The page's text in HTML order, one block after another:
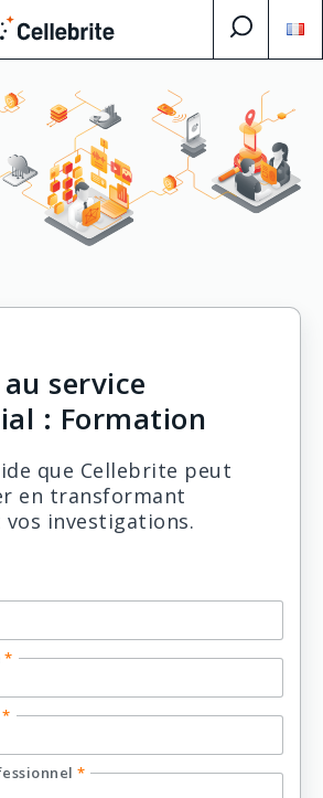
service
: Formation
que Cellebrite peut
en transformant
investigations.
*
*
*